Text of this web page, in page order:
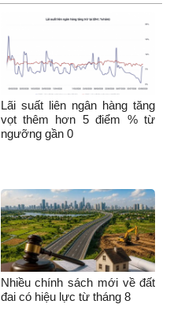
Lãi suất liên ngân hàng tăng
vọt thêm hơn 5 điểm % từ
ngưỡng gần 0
Nhiều chính sách mới về đất
đai có hiệu lực từ tháng 8